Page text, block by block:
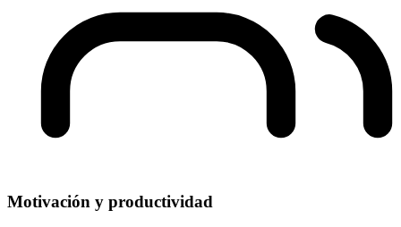
Motivación y productividad